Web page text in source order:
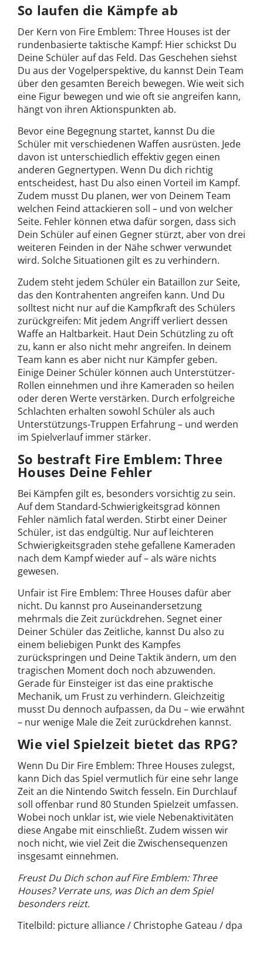
So laufen die Kämpfe ab
Der Kern von Fire Emblem: Three Houses ist der
rundenbasierte taktische Kampf: Hier schickst Du
Deine Schüler auf das Feld. Das Geschehen siehst
Du aus der Vogelperspektive, du kannst Dein Team
über den gesamten Bereich bewegen. Wie weit sich
eine Figur bewegen und wie oft sie angreifen kann,
hängt von ihren Aktionspunkten ab.
Bevor eine Begegnung startet, kannst Du die
Schüler mit verschiedenen Waffen ausrüsten. Jede
davon ist unterschiedlich effektiv gegen einen
anderen Gegnertypen. Wenn Du dich richtig
entscheidest, hast Du also einen Vorteil im Kampf.
Zudem musst Du planen, wer von Deinem Team
welchen Feind attackieren soll – und von welcher
Seite. Fehler können etwa dafür sorgen, dass sich
Dein Schüler auf einen Gegner stürzt, aber von drei
weiteren Feinden in der Nähe schwer verwundet
wird. Solche Situationen gilt es zu verhindern.
Zudem steht jedem Schüler ein Bataillon zur Seite,
das den Kontrahenten angreifen kann. Und Du
solltest nicht nur auf die Kampfkraft des Schülers
zurückgreifen: Mit jedem Angriff verliert dessen
Waffe an Haltbarkeit. Haut Dein Schützling zu oft
zu, kann er also nicht mehr angreifen. In deinem
Team kann es aber nicht nur Kämpfer geben.
Einige Deiner Schüler können auch Unterstützer-
Rollen einnehmen und ihre Kameraden so heilen
oder deren Werte verstärken. Durch erfolgreiche
Schlachten erhalten sowohl Schüler als auch
Unterstützungs-Truppen Erfahrung – und werden
im Spielverlauf immer stärker.
So bestraft Fire Emblem: Three
Houses Deine Fehler
Bei Kämpfen gilt es, besonders vorsichtig zu sein.
Auf dem Standard-Schwierigkeitsgrad können
Fehler nämlich fatal werden. Stirbt einer Deiner
Schüler, ist das endgültig. Nur auf leichteren
Schwierigkeitsgraden stehe gefallene Kameraden
nach dem Kampf wieder auf – als wäre nichts
gewesen.
Unfair ist Fire Emblem: Three Houses dafür aber
nicht. Du kannst pro Auseinandersetzung
mehrmals die Zeit zurückdrehen. Segnet einer
Deiner Schüler das Zeitliche, kannst Du also zu
einem beliebigen Punkt des Kampfes
zurückspringen und Deine Taktik ändern, um den
tragischen Moment doch noch abzuwenden.
Gerade für Einsteiger ist das eine praktische
Mechanik, um Frust zu verhindern. Gleichzeitig
musst Du dennoch aufpassen, da Du – wie erwähnt
– nur wenige Male die Zeit zurückdrehen kannst.
Wie viel Spielzeit bietet das RPG?
Wenn Du Dir Fire Emblem: Three Houses zulegst,
kann Dich das Spiel vermutlich für eine sehr lange
Zeit an die Nintendo Switch fesseln. Ein Durchlauf
soll offenbar rund 80 Stunden Spielzeit umfassen.
Wobei noch unklar ist, wie viele Nebenaktivitäten
diese Angabe mit einschließt. Zudem wissen wir
noch nicht, wie viel Zeit die Zwischensequenzen
insgesamt einnehmen.
Freust Du Dich schon auf Fire Emblem: Three
Houses? Verrate uns, was Dich an dem Spiel
besonders reizt.
Titelbild: picture alliance / Christophe Gateau / dpa